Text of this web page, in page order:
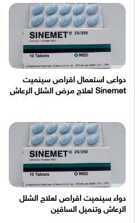
دواعى استعمال اقراص سينميت
Sinemet لعلاج مرض الشلل الرعاش
دواء سينميت اقراص لعلاج الشلل
الرعاش وتنميل الساقين